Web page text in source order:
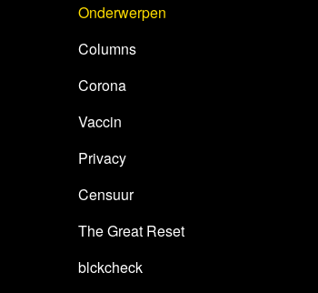
Onderwerpen
Columns
Corona
Vaccin
Privacy
Censuur
The Great Reset
blckcheck